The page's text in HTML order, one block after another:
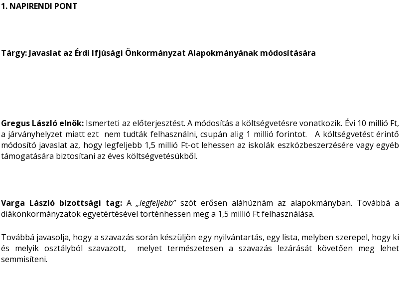
1. NAPIRENDI PONT
Tárgy: Javaslat az Érdi Ifjúsági Önkormányzat Alapokmányának módosítására
Gregus László elnök: Ismerteti az előterjesztést. A módosítás a költségvetésre vonatkozik. Évi 10 millió Ft,
a járványhelyzet miatt ezt nem tudták felhasználni, csupán alig 1 millió forintot. A költségvetést érintő
módosító javaslat az, hogy legfeljebb 1,5 millió Ft-ot lehessen az iskolák eszközbeszerzésére vagy egyéb
támogatására biztosítani az éves költségvetésükből.
Varga László bizottsági tag: A „legfeljebb” szót erősen aláhúznám az alapokmányban. Továbbá a
diákönkormányzatok egyetértésével történhessen meg a 1,5 millió Ft felhasználása.
Továbbá javasolja, hogy a szavazás során készüljön egy nyilvántartás, egy lista, melyben szerepel, hogy ki
és melyik osztályból szavazott, melyet természetesen a szavazás lezárását követően meg lehet
semmisíteni.